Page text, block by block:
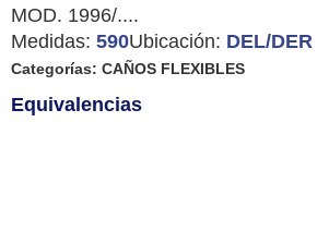
MOD. 1996/....
Medidas: 590Ubicación: DEL/DER
Categorías: CAÑOS FLEXIBLES
Equivalencias